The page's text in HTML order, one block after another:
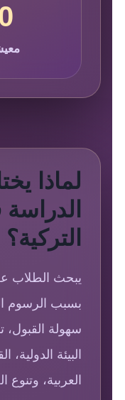
لماذا
التركية؟
يبحث الطلاب
بسبب الرسوم
سهولة القبول،
البيئة
العربية،